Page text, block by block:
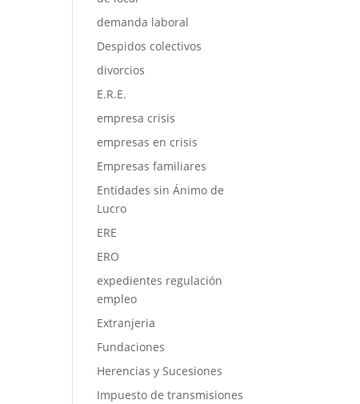
demanda laboral
Despidos colectivos
divorcios
E.R.E.
empresa crisis
empresas en crisis
Empresas familiares
Entidades sin Ánimo de
Lucro
ERE
ERO
expedientes regulación
empleo
Extranjeria
Fundaciones
Herencias y Sucesiones
Impuesto de transmisiones